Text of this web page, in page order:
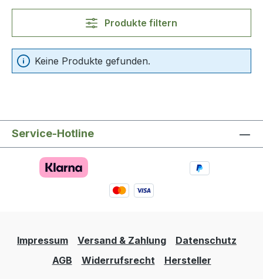
Produkte filtern
Keine Produkte gefunden.
Service-Hotline
Impressum Versand & Zahlung
Datenschutz
AGB
Widerrufsrecht Hersteller